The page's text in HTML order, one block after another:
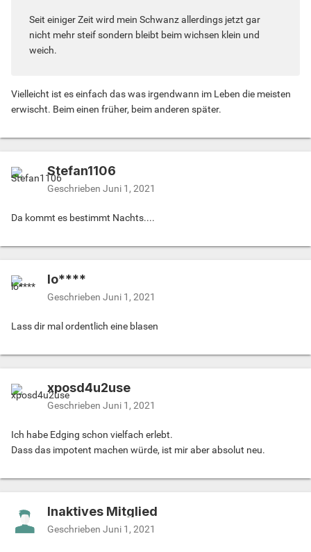
Seit einiger Zeit wird mein Schwanz allerdings jetzt gar
nicht mehr steif sondern bleibt beim wichsen klein und
weich.
Vielleicht ist es einfach das was irgendwann im Leben die meisten
erwischt. Beim einen früher, beim anderen später.
Stefan1106
Geschrieben Juni 1, 2021
Da kommt es bestimmt Nachts....
lo****
Geschrieben Juni 1, 2021
Lass dir mal ordentlich eine blasen
xposd4u2use
Geschrieben Juni 1, 2021
Ich habe Edging schon vielfach erlebt.
Dass das impotent machen würde, ist mir aber absolut neu.
Inaktives Mitglied
Geschrieben Juni 1, 2021